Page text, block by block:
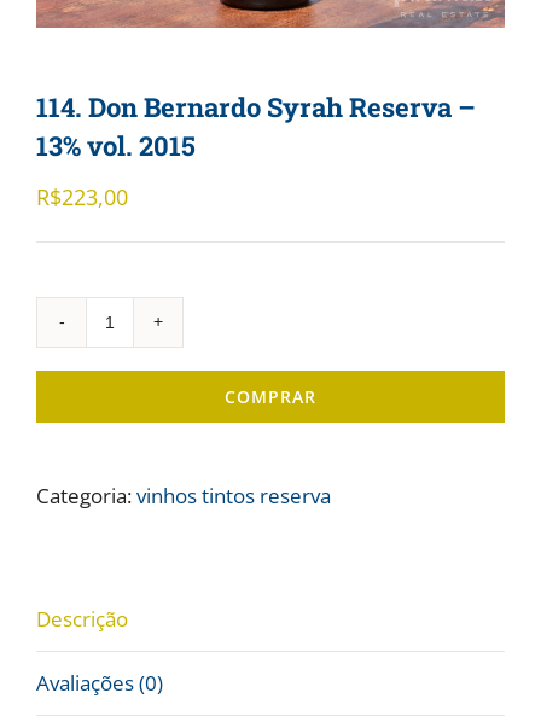
114. Don Bernardo Syrah Reserva –
13% vol. 2015
R$223,00
Don
Bernardo
Reserva
vol.
2015
quantidade
COMPRAR
Categoria:vinhos tintos reserva
Descrição
Avaliações (0)